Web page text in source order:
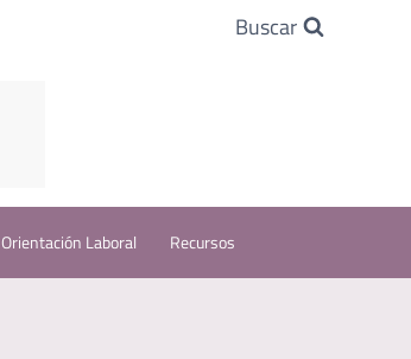
Buscar
Orientación Laboral Recursos